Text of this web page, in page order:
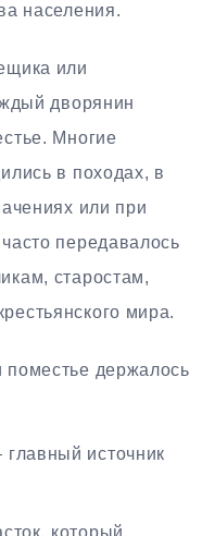
населения.
или
дворянин
Многие
в походах, в
или при
передавалось
старостам,
мира.
держалось
источник
который